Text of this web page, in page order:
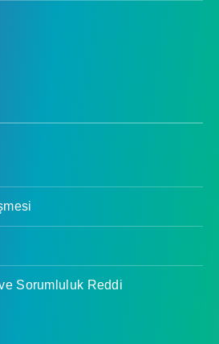
Sorumluluk Reddi